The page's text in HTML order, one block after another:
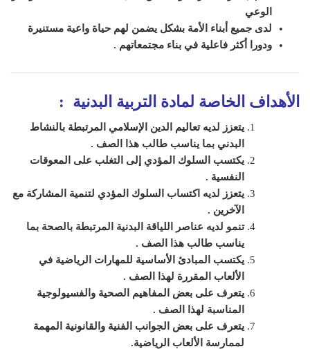
الوعي
لدى جميع أبناء الأمة بشكل يضمن لهم حياة واعية مستنيرة
ودورا أكثر فاعلية في بناء مجتمعاتهم .
الأهداف الخاصة لمادة التربية البدنية :
يتعزز لديه تعاليم الدين الإسلامي المرتبطة بالنشاط
البدني بما يناسب طالب هذا الصف .
يكتسب السلوك المؤدي إلى التغلب على المعوقات
النفسية .
يتعزز لديه اكتساب السلوك المؤدي لتنمية المشاركة مع
الآخرين .
تنمو لديه عناصر اللياقة البدنية المرتبطة بالصحة بما
يناسب طالب هذا الصف .
يكتسب المبادئ الأساسية للمهارات الرياضية في
الألعاب المقررة لهذا الصف .
يتعرف على بعض المفاهيم الصحية والفسيولوجية
المناسبة لهذا الصف .
يتعرف على بعض الجوانب الفنية والقانونية المهمة
لممارسة الألعاب الرياضية.